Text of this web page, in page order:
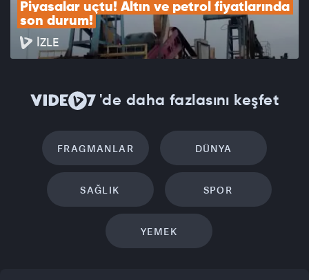
Piyasalar uçtu! Altın ve petrol fiyatlarında
son durum!
İZLE
'de daha fazlasını keşfet
FRAGMANLAR DÜNYA
SAĞLIK SPOR
YEMEK